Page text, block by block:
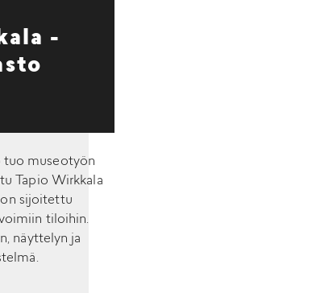
-
tuo museotyön
Tapio Wirkkala
on sijoitettu
tiloihin.
näyttelyn ja